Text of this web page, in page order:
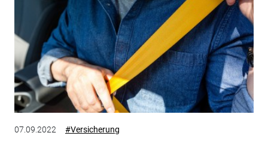
07.09.2022 #Versicherung